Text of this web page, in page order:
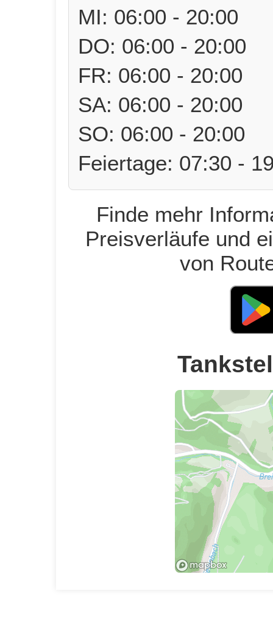
MI: 06:00 - 20:00
DO: 06:00 - 20:00
FR: 06:00 - 20:00
SA: 06:00 - 20:00
SO: 06:00 - 20:00
Feiertage: 07:30 -
Finde mehr
Preisverläufe und
von